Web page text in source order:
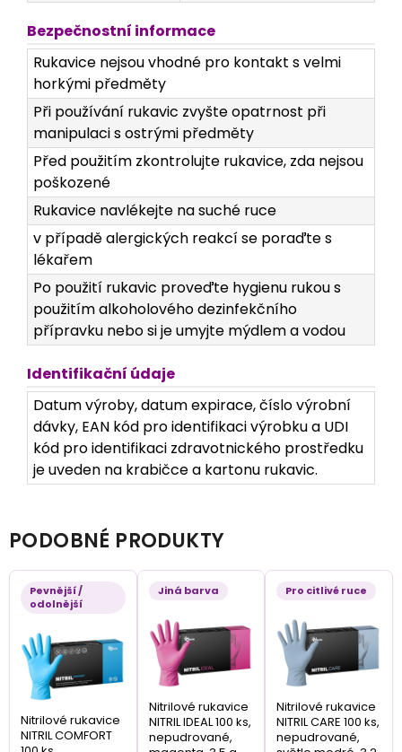
Bezpečnostní informace
Rukavice nejsou vhodné pro kontakt s velmi
horkými předměty
Při používání rukavic zvyšte opatrnost při
manipulaci s ostrými předměty
Před použitím zkontrolujte rukavice, zda nejsou
poškozené
Rukavice navlékejte na suché ruce
v případě alergických reakcí se poraďte s
lékařem
Po použití rukavic proveďte hygienu rukou s
použitím alkoholového dezinfekčního
přípravku nebo si je umyjte mýdlem a vodou
Identifikační údaje
Datum výroby, datum expirace, číslo výrobní
dávky, EAN kód pro identifikaci výrobku a UDI
kód pro identifikaci zdravotnického prostředku
je uveden na krabičce a kartonu rukavic.
PODOBNÉ PRODUKTY
Pevnější /
odolnější
Nitrilové rukavice
NITRIL COMFORT
Jiná barva
Nitrilové rukavice
NITRIL IDEAL 100 ks,
nepudrované,
Pro citlivé ruce
Nitrilové rukavice
NITRIL CARE 100 ks,
nepudrované,